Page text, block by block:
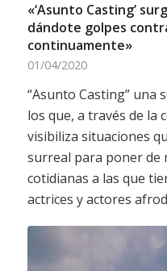
«‘Asunto Casting’
dándote golpes
continuamente»
01/04/2020
“Asunto Casting” una
los que, a través de la
visibiliza situaciones
surreal para poner de
cotidianas a las que
actrices y actores